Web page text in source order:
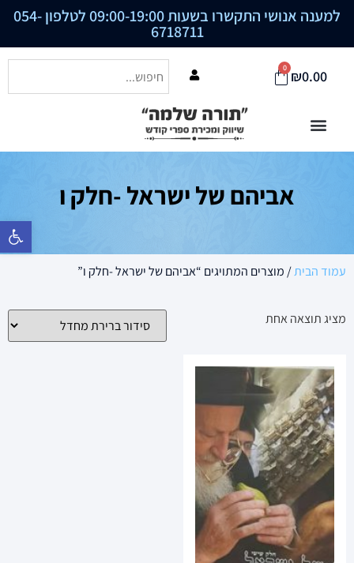
פתח סרגל
למענה אנושי התקשרו בשעות 09:00-19:00 לטלפון 054-
6718711
₪0.00
0
אביהם של ישראל -חלק ו
עמוד הבית/ מוצרים המתויגים “אביהם של ישראל -חלק ו”
מציג תוצאה אחת